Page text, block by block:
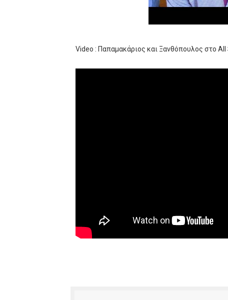
Ο δρόμος για τον 29ο
U21: Τεράστια πρόκριση
Γ΄ανδρών play offs : "Σκληρό"
Video : Παπαμακάριος και Ξανθόπουλος στο